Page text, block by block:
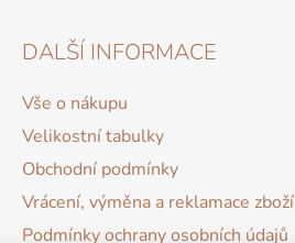
DALŠÍ INFORMACE
Vše o nákupu
Velikostní tabulky
Obchodní podmínky
Vrácení, výměna a reklamace zboží
Podmínky ochrany osobních údajů